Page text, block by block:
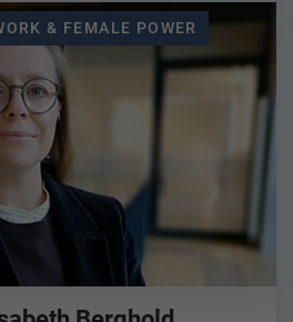
& FEMALE POWER